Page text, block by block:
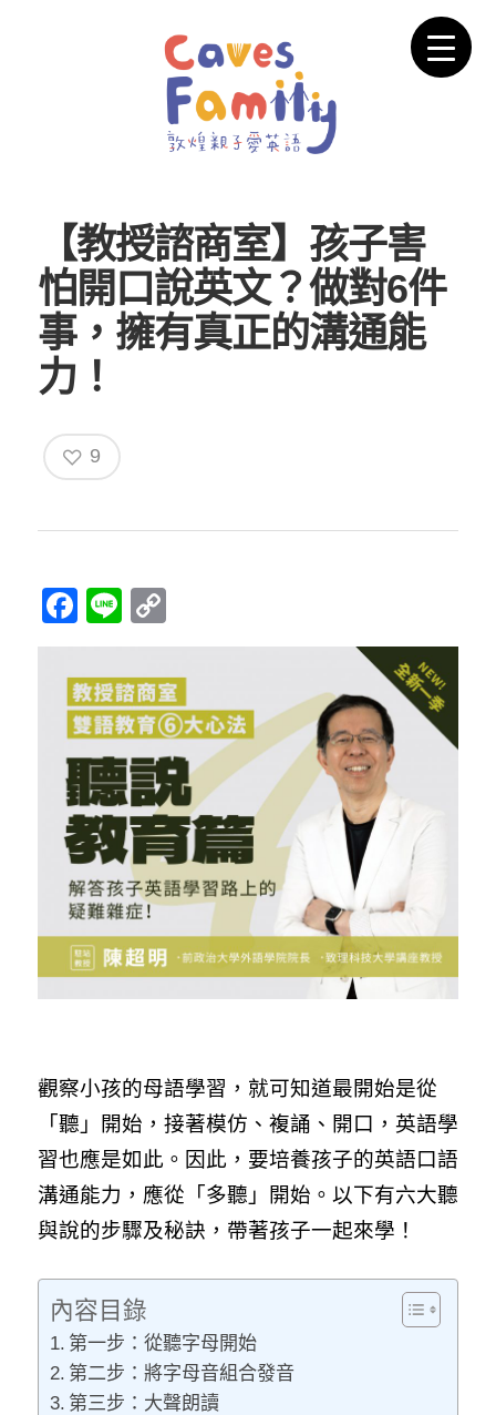
【教授諮商室】孩子害
怕開口說英文？做對6件
事，擁有真正的溝通能
力！
9
Facebook
Line
Link
觀察小孩的母語學習，就可知道最開始是從
「聽」開始，接著模仿、複誦、開口，英語學
習也應是如此。因此，要培養孩子的英語口語
溝通能力，應從「多聽」開始。以下有六大聽
與說的步驟及秘訣，帶著孩子一起來學！
內容目錄
第一步：從聽字母開始
第二步：將字母音組合發音
第三步：大聲朗讀